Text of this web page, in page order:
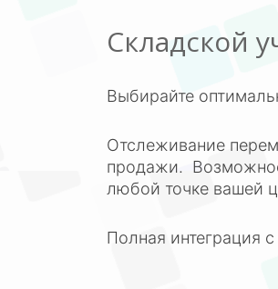
Складской
Выбирайте
Отслеживание
продажи.
любой точке вашей
Полная интеграция